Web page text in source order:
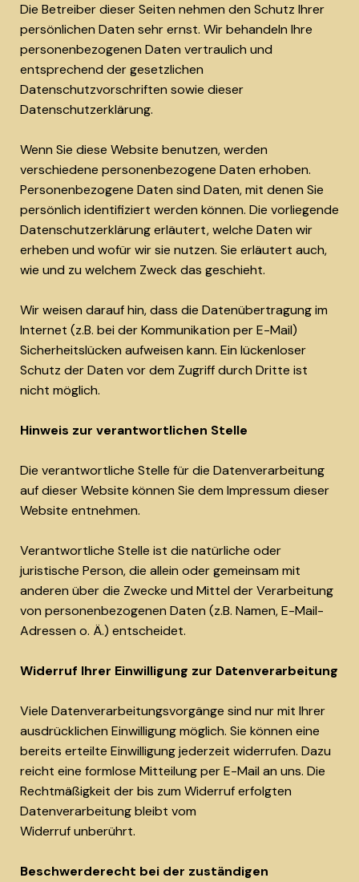
Die Betreiber dieser Seiten nehmen den Schutz Ihrer
persönlichen Daten sehr ernst. Wir behandeln Ihre
personenbezogenen Daten vertraulich und
entsprechend der gesetzlichen
Datenschutzvorschriften sowie dieser
Datenschutzerklärung.
Wenn Sie diese Website benutzen, werden
verschiedene personenbezogene Daten erhoben.
Personenbezogene Daten sind Daten, mit denen Sie
persönlich identifiziert werden können. Die vorliegende
Datenschutzerklärung erläutert, welche Daten wir
erheben und wofür wir sie nutzen. Sie erläutert auch,
wie und zu welchem Zweck das geschieht.
Wir weisen darauf hin, dass die Datenübertragung im
Internet (z.B. bei der Kommunikation per E-Mail)
Sicherheitslücken aufweisen kann. Ein lückenloser
Schutz der Daten vor dem Zugriff durch Dritte ist
nicht möglich.
Hinweis zur verantwortlichen Stelle
Die verantwortliche Stelle für die Datenverarbeitung
auf dieser Website können Sie dem Impressum dieser
Website entnehmen.
Verantwortliche Stelle ist die natürliche oder
juristische Person, die allein oder gemeinsam mit
anderen über die Zwecke und Mittel der Verarbeitung
von personenbezogenen Daten (z.B. Namen, E-Mail-
Adressen o. Ä.) entscheidet.
Widerruf Ihrer Einwilligung zur Datenverarbeitung
Viele Datenverarbeitungsvorgänge sind nur mit Ihrer
ausdrücklichen Einwilligung möglich. Sie können eine
bereits erteilte Einwilligung jederzeit widerrufen. Dazu
reicht eine formlose Mitteilung per E-Mail an uns. Die
Rechtmäßigkeit der bis zum Widerruf erfolgten
Datenverarbeitung bleibt vom
Widerruf unberührt.
Beschwerderecht bei der zuständigen